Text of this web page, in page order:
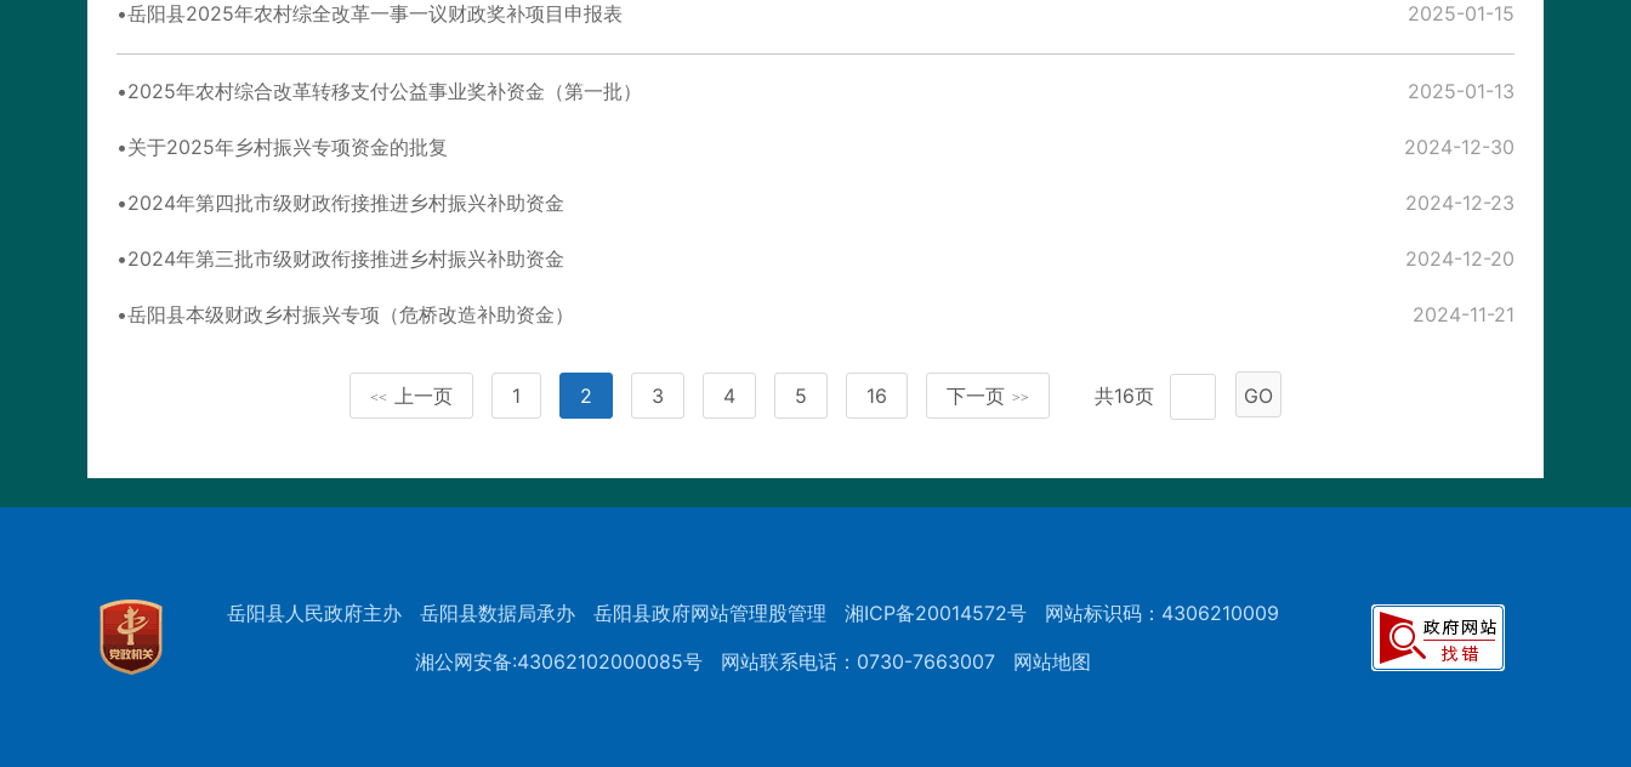
岳阳县2025年农村综全改革一事一议财政奖补项目申报表 2025-01-15
2025年农村综合改革转移支付公益事业奖补资金（第一批） 2025-01-13
关于2025年乡村振兴专项资金的批复 2024-12-30
2024年第四批市级财政衔接推进乡村振兴补助资金 2024-12-23
2024年第三批市级财政衔接推进乡村振兴补助资金 2024-12-20
岳阳县本级财政乡村振兴专项（危桥改造补助资金） 2024-11-21
<< 上一页 1 2 3 4 5 16 下一页 >> 共16页 GO
岳阳县人民政府主办 岳阳县数据局承办 岳阳县政府网站管理股管理 湘ICP备20014572号
网站标识码：4306210009
湘公网安备:43062102000085号
网站联系电话：0730-7663007 网站地图